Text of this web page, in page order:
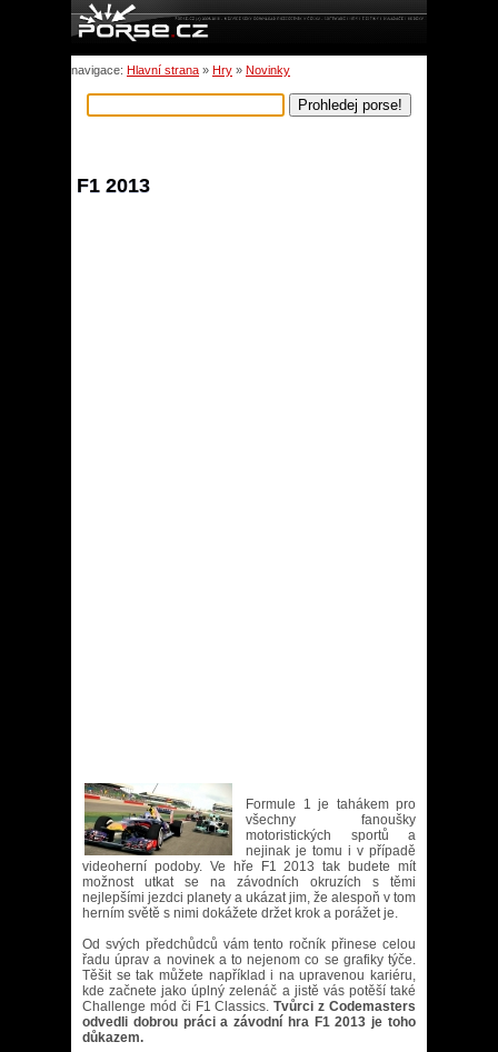
navigace: Hlavní strana » Hry » Novinky
F1 2013
Formule 1 je tahákem pro
všechny fanoušky
motoristických sportů a
nejinak je tomu i v případě
videoherní podoby. Ve hře F1 2013 tak budete mít
možnost utkat se na závodních okruzích s těmi
nejlepšími jezdci planety a ukázat jim, že alespoň v tom
herním světě s nimi dokážete držet krok a porážet je.
Od svých předchůdců vám tento ročník přinese celou
řadu úprav a novinek a to nejenom co se grafiky týče.
Těšit se tak můžete například i na upravenou kariéru,
kde začnete jako úplný zelenáč a jistě vás potěší také
Challenge mód či F1 Classics.Tvůrci z Codemasters
odvedli dobrou práci a závodní hra F1 2013 je toho
důkazem.